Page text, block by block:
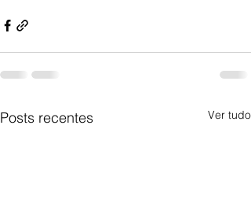
Posts recentes Ver tudo